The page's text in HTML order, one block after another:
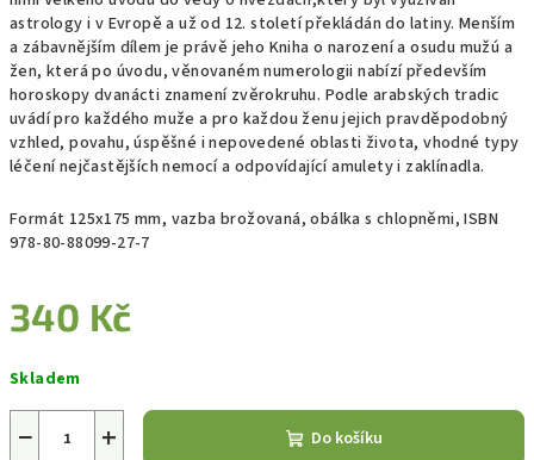
astrology i v Evropě a už od 12. století překládán do latiny. Menším
a zábavnějším dílem je právě jeho Kniha o narození a osudu mužú a
žen, která po úvodu, věnovaném numerologii nabízí především
horoskopy dvanácti znamení zvěrokruhu. Podle arabských tradic
uvádí pro každého muže a pro každou ženu jejich pravděpodobný
vzhled, povahu, úspěšné i nepovedené oblasti života, vhodné typy
léčení nejčastějších nemocí a odpovídající amulety i zaklínadla.
Formát 125x175 mm, vazba brožovaná, obálka s chlopněmi, ISBN
978-80-88099-27-7
340 Kč
cena:
Skladem
+
− Do košíku